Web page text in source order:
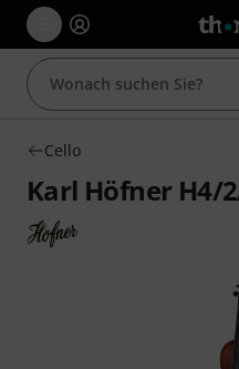
Cello
Karl Höfner H4/